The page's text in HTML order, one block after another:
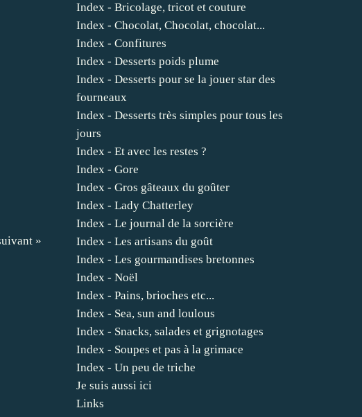
»
Index - Bricolage, tricot et couture
Index - Chocolat, Chocolat, chocolat...
Index - Confitures
Index - Desserts poids plume
Index - Desserts pour se la jouer star des
fourneaux
Index - Desserts très simples pour tous les
jours
Index - Et avec les restes ?
Index - Gore
Index - Gros gâteaux du goûter
Index - Lady Chatterley
Index - Le journal de la sorcière
Index - Les artisans du goût
Index - Les gourmandises bretonnes
Index - Noël
Index - Pains, brioches etc...
Index - Sea, sun and loulous
Index - Snacks, salades et grignotages
Index - Soupes et pas à la grimace
Index - Un peu de triche
Je suis aussi ici
Links